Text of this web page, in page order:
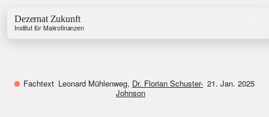
Dezernat Zukunft
Institut für Makrofinanzen
Fachtext Leonard Mühlenweg, Dr. Florian Schuster-
Johnson
21. Jan. 2025